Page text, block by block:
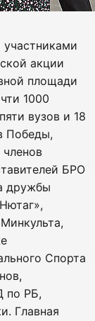
акции
площади
1000
вузов и 18
Победы,
БРО
дружбы
Спорта
по РБ,
Главная